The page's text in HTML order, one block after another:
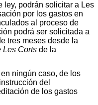
ley, podrán solicitar a Les
por los gastos en
al proceso de
podrá ser solicitada a
tres meses desde la
Les Corts de la
ningún caso, de los
del
de los gastos